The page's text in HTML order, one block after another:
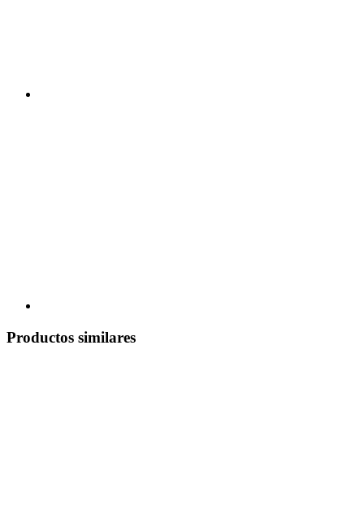
Productos similares